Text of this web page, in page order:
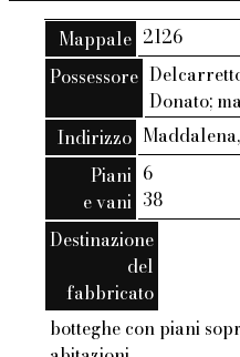
Mappale 2126
Possessore
Donato;
Indirizzo
Piani
e vani
6
38
Destinazione
del
fabbricato
botteghe con piani